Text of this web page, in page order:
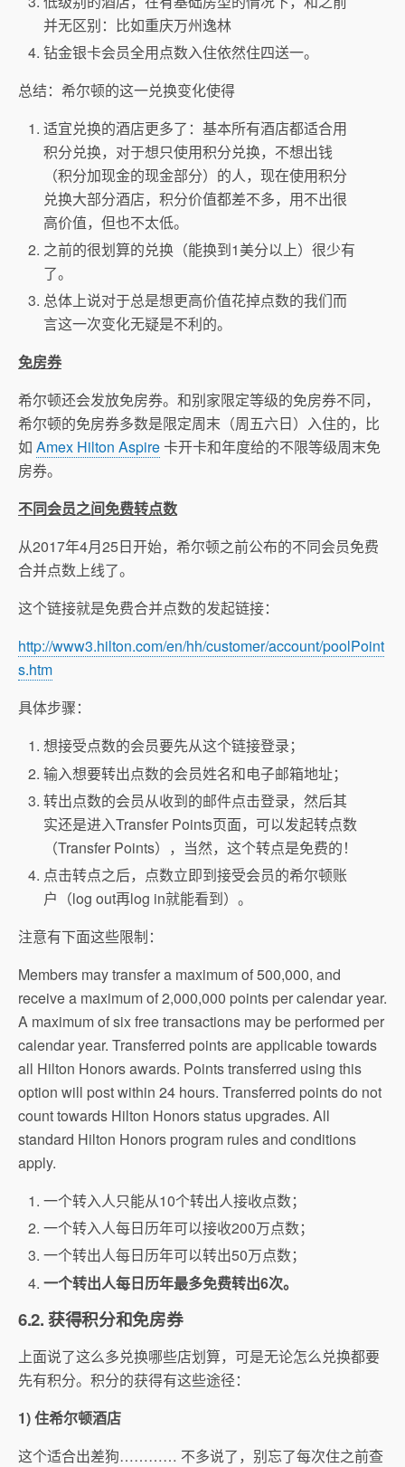
并无区别：比如重庆万州逸林
钻金银卡会员全用点数入住依然住四送一。
总结：希尔顿的这一兑换变化使得
适宜兑换的酒店更多了：基本所有酒店都适合用
积分兑换，对于想只使用积分兑换，不想出钱
（积分加现金的现金部分）的人，现在使用积分
兑换大部分酒店，积分价值都差不多，用不出很
高价值，但也不太低。
之前的很划算的兑换（能换到1美分以上）很少有
了。
总体上说对于总是想更高价值花掉点数的我们而
言这一次变化无疑是不利的。
免房券
希尔顿还会发放免房券。和别家限定等级的免房券不同，
希尔顿的免房券多数是限定周末（周五六日）入住的，比
如 Amex Hilton Aspire卡开卡和年度给的不限等级周末免
房券。
不同会员之间免费转点数
从2017年4月25日开始，希尔顿之前公布的不同会员免费
合并点数上线了。
这个链接就是免费合并点数的发起链接：
http://www3.hilton.com/en/hh/customer/account/poolPoint
s.htm
具体步骤：
想接受点数的会员要先从这个链接登录；
输入想要转出点数的会员姓名和电子邮箱地址；
转出点数的会员从收到的邮件点击登录，然后其
实还是进入Transfer Points页面，可以发起转点数
（Transfer Points），当然，这个转点是免费的！
点击转点之后，点数立即到接受会员的希尔顿账
户（log out再log in就能看到）。
注意有下面这些限制：
Members may transfer a maximum of 500,000, and
receive a maximum of 2,000,000 points per calendar year.
A maximum of six free transactions may be performed per
calendar year. Transferred points are applicable towards
all Hilton Honors awards. Points transferred using this
option will post within 24 hours. Transferred points do not
count towards Hilton Honors status upgrades. All
standard Hilton Honors program rules and conditions
apply.
一个转入人只能从10个转出人接收点数；
一个转入人每日历年可以接收200万点数；
一个转出人每日历年可以转出50万点数；
一个转出人每日历年最多免费转出6次。
6.2. 获得积分和免房券
上面说了这么多兑换哪些店划算，可是无论怎么兑换都要
先有积分。积分的获得有这些途径：
1) 住希尔顿酒店
这个适合出差狗………… 不多说了，别忘了每次住之前查